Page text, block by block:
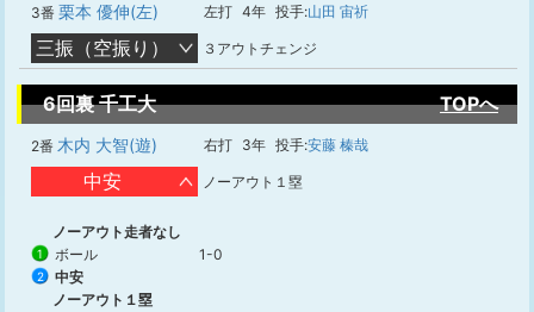
3番 栗本 優伸(左) 左打 4年 投手:山田 宙祈
三振（空振り） ３アウトチェンジ
6回裏 千工大 TOPへ
2番 木内 大智(遊) 右打 3年 投手:安藤 榛哉
中安 ノーアウト１塁
ノーアウト走者なし
1 ボール 1-0
2
中安
ノーアウト１塁